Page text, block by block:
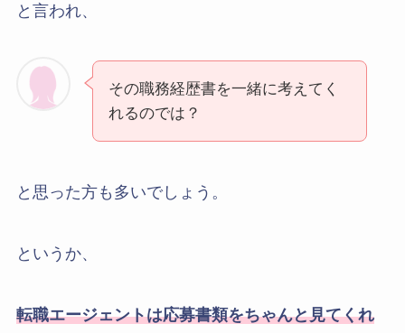
と言われ、
その職務経歴書を一緒に考えてく
れるのでは？
と思った方も多いでしょう。
というか、
転職エージェントは応募書類をちゃんと見てくれ